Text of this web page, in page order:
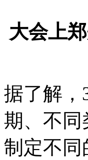
大会上
据了解，
期、不同
制定不同